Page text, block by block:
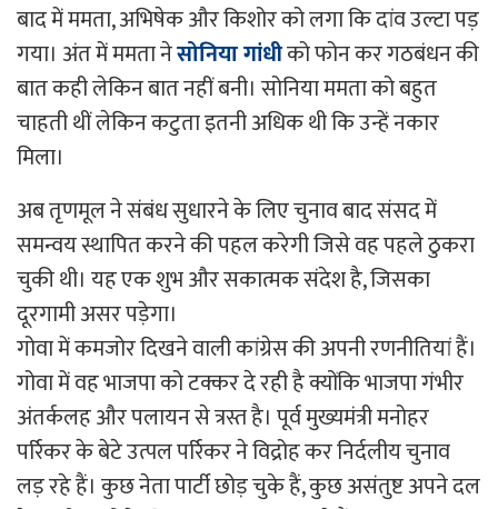
बाद में ममता, अभिषेक और किशोर को लगा कि दांव उल्टा पड़
गया। अंत में ममता नेसोनिया गांधीको फोन कर गठबंधन की
बात कही लेकिन बात नहीं बनी। सोनिया ममता को बहुत
चाहती थीं लेकिन कटुता इतनी अधिक थी कि उन्हें नकार
मिला।
अब तृणमूल ने संबंध सुधारने के लिए चुनाव बाद संसद में
समन्वय स्थापित करने की पहल करेगी जिसे वह पहले ठुकरा
चुकी थी। यह एक शुभ और सकात्मक संदेश है, जिसका
दूरगामी असर पड़ेगा।
गोवा में कमजोर दिखने वाली कांग्रेस की अपनी रणनीतियां हैं।
गोवा में वह भाजपा को टक्कर दे रही है क्योंकि भाजपा गंभीर
अंतर्कलह और पलायन से त्रस्त है। पूर्व मुख्यमंत्री मनोहर
पर्रिकर के बेटे उत्पल पर्रिकर ने विद्रोह कर निर्दलीय चुनाव
लड़ रहे हैं। कुछ नेता पार्टी छोड़ चुके हैं, कुछ असंतुष्ट अपने दल